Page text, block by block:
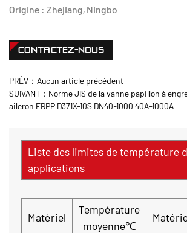
Origine : Zhejiang, Ningbo
CONTACTEZ-NOUS
PRÉV：Aucun article précédent
SUIVANT：Norme JIS de la vanne papillon à
aileron FRPP D371X-10S DN40-1000 40A-1000A
Liste des limites de température
applications
Matériel
Température
moyenne℃